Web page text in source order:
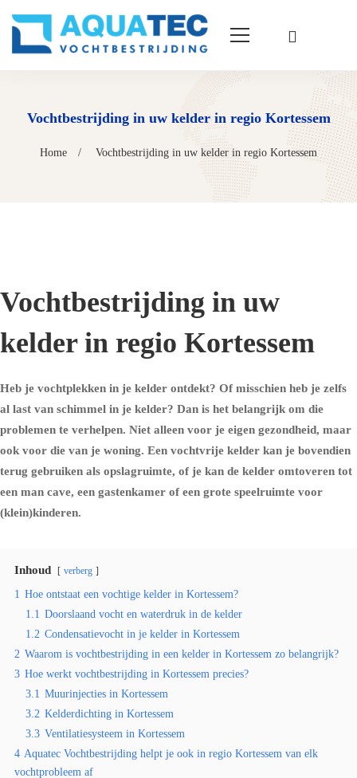
Vochtbestrijding in uw kelder in regio Kortessem
Home Vochtbestrijding in uw kelder in regio Kortessem
Vochtbestrijding in uw
kelder in regio Kortessem
Heb je vochtplekken in je kelder ontdekt? Of misschien heb je zelfs
al last van schimmel in je kelder? Dan is het belangrijk om die
problemen te verhelpen. Niet alleen voor je eigen gezondheid, maar
ook voor die van je woning. Een vochtvrije kelder kan je bovendien
terug gebruiken als opslagruimte, of je kan de kelder omtoveren tot
een man cave, een gastenkamer of een grote speelruimte voor
(klein)kinderen.
Inhoud verberg
1 Hoe ontstaat een vochtige kelder in Kortessem?
1.1 Doorslaand vocht en waterdruk in de kelder
1.2 Condensatievocht in je kelder in Kortessem
2 Waarom is vochtbestrijding in een kelder in Kortessem zo belangrijk?
3 Hoe werkt vochtbestrijding in Kortessem precies?
3.1 Muurinjecties in Kortessem
3.2 Kelderdichting in Kortessem
3.3 Ventilatiesysteem in Kortessem
4 Aquatec Vochtbestrijding helpt je ook in regio Kortessem van elk
vochtprobleem af